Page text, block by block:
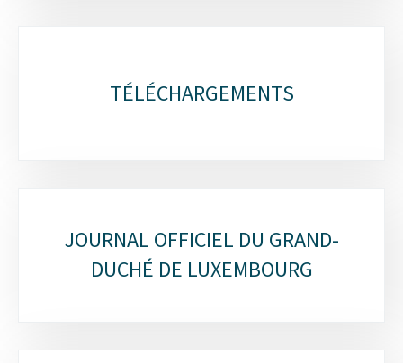
TÉLÉCHARGEMENTS
JOURNAL OFFICIEL DU GRAND-
DUCHÉ DE LUXEMBOURG